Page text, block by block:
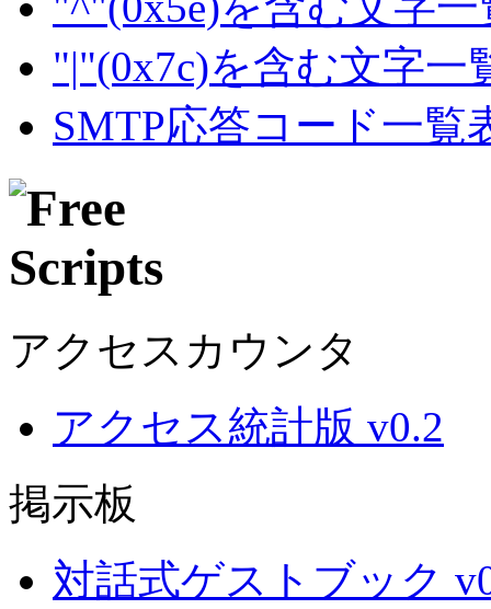
"|"(0x7c)を含む文字一
SMTP応答コード一覧
アクセスカウンタ
アクセス統計版 v0.2
掲示板
対話式ゲストブック